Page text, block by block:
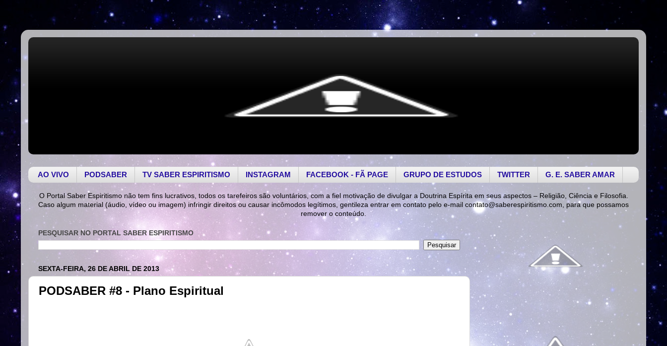
AO VIVO PODSABER TV SABER ESPIRITISMO INSTAGRAM FACEBOOK - FÃ PAGE GRUPO DE ESTUDOS TWITTER G. E. SABER AMAR
O Portal Saber Espiritismo não tem fins lucrativos, todos os tarefeiros são voluntários, com a fiel motivação de divulgar a Doutrina Espírita em seus aspectos – Religião, Ciência e Filosofia.
Caso algum material (áudio, vídeo ou imagem) infringir direitos ou causar incômodos legítimos, gentileza entrar em contato pelo e-mail contato@saberespiritismo.com , para que possamos
remover o conteúdo.
PESQUISAR NO PORTAL SABER ESPIRITISMO
SEXTA-FEIRA, 26 DE ABRIL DE 2013
PODSABER #8 - Plano Espiritual